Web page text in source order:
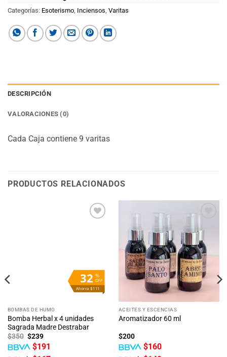
Categorías: Esoterismo, Inciensos, Varitas
DESCRIPCIÓN
VALORACIONES (0)
Cada Caja contiene 9 varitas
PRODUCTOS RELACIONADOS
%
OFF
32
Ahorra $111
BOMBAS DE HUMO
Bomba Herbal x 4 unidades
Sagrada Madre Destrabar
$350 El
precio
original
$239El
precio
actual
$191
a la
lista
de
deseos
ACEITES Y ESCENCIAS
Aromatizador 60 ml
$200
$160